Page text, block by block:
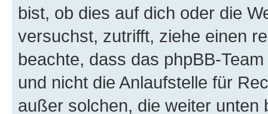
bist, ob dies auf dich oder die
versuchst, zutrifft, ziehe einen
beachte, dass das phpBB-
und nicht die Anlaufstelle für
außer solchen, die weiter unten